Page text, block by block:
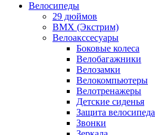
Велосипеды
29 дюймов
BMX (Экстрим)
Велоакссесуары
Боковые колеса
Велобагажники
Велозамки
Велокомпьютеры
Велотренажеры
Детские сиденья
Защита велосипеда
Звонки